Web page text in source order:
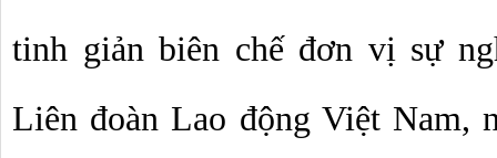
tinh giản biên chế đơn vị sự
Liên đoàn Lao động Việt Nam,